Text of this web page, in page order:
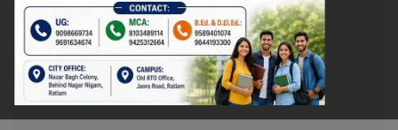
रेलवे
खेल
ज्योतिष